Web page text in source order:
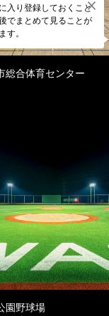
入り登録しておくこと
でまとめて見ることが
す。
総合体育センター
園野球場